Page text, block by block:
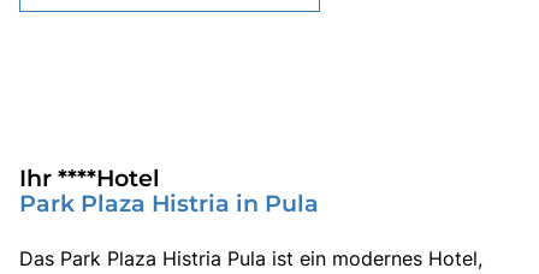
Ihr ****Hotel
Park Plaza Histria in Pula
Das Park Plaza Histria Pula ist ein modernes Hotel,